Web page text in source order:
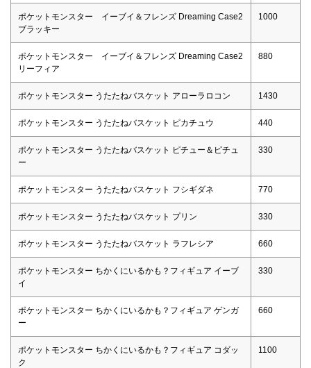
ポケットモンスター イーブイ＆フレンズ Dreaming Case2
ブラッキー
1000
ポケットモンスター イーブイ＆フレンズ Dreaming Case2
リーフィア
880
ポケットモンスター うたたねバスケット アローラロコン 1430
ポケットモンスター うたたねバスケット ピカチュウ 440
ポケットモンスター うたたねバスケット ピチュー＆ピチュ
ー
330
ポケットモンスター うたたねバスケット フシギダネ 770
ポケットモンスター うたたねバスケット プリン 330
ポケットモンスター うたたねバスケット ラフレシア 660
ポケットモンスター ちかくにいるかも？フィギュア イーブ
イ
330
ポケットモンスター ちかくにいるかも？フィギュア ゲンガ
ー
660
ポケットモンスター ちかくにいるかも？フィギュア コダッ
ク
1100